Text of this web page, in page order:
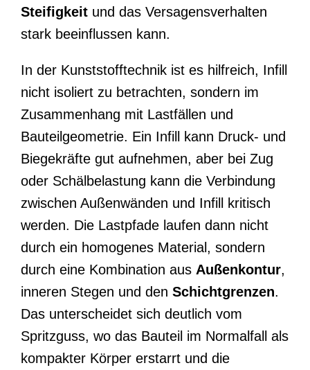
Steifigkeit und das Versagensverhalten
stark beeinflussen kann.
In der Kunststofftechnik ist es hilfreich, Infill
nicht isoliert zu betrachten, sondern im
Zusammenhang mit Lastfällen und
Bauteilgeometrie. Ein Infill kann Druck- und
Biegekräfte gut aufnehmen, aber bei Zug
oder Schälbelastung kann die Verbindung
zwischen Außenwänden und Infill kritisch
werden. Die Lastpfade laufen dann nicht
durch ein homogenes Material, sondern
durch eine Kombination aus Außenkontur,
inneren Stegen und den Schichtgrenzen.
Das unterscheidet sich deutlich vom
Spritzguss, wo das Bauteil im Normalfall als
kompakter Körper erstarrt und die